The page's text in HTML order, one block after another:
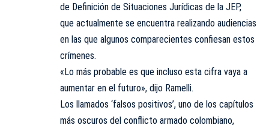
de Definición de Situaciones Jurídicas de la JEP,
que actualmente se encuentra realizando audiencias
en las que algunos comparecientes confiesan estos
crímenes.
«Lo más probable es que incluso esta cifra vaya a
aumentar en el futuro», dijo Ramelli.
Los llamados ‘falsos positivos’, uno de los capítulos
más oscuros del conflicto armado colombiano,